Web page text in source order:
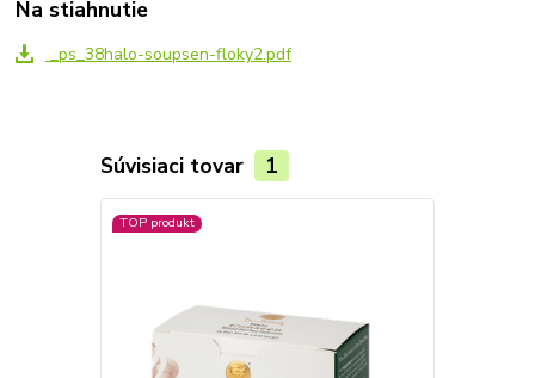
Na stiahnutie
_ps_38halo-soupsen-floky2.pdf
Súvisiaci tovar 1
TOP produkt